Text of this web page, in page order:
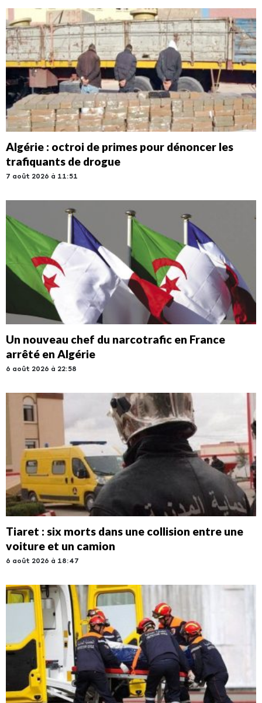
Algérie : octroi de primes pour dénoncer les
trafiquants de drogue
7 août 2026 à 11:51
Un nouveau chef du narcotrafic en France
arrêté en Algérie
6 août 2026 à 22:58
Tiaret : six morts dans une collision entre une
voiture et un camion
6 août 2026 à 18:47